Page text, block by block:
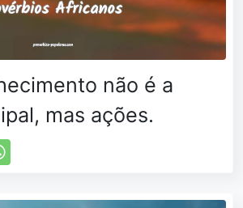
não é a
mas ações.